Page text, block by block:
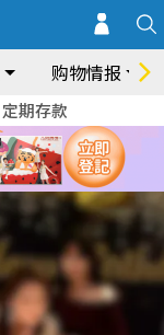
购物情报
定期存款